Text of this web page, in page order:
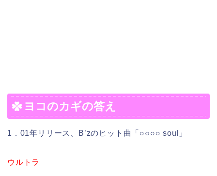
ヨコのカギの答え
1．01年リリース、B’zのヒット曲「○○○○ soul」
ウルトラ